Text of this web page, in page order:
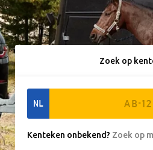
Zoek op
NL
Kenteken onbekend? Zoek op